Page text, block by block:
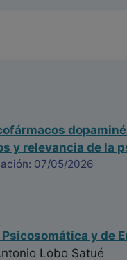
y relevancia de la
07/05/2026
y de
Lobo Satué